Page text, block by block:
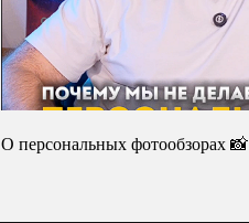
О персональных фотообзорах 📸